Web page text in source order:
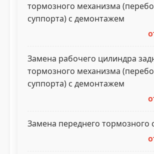
тормозного механизма
суппорта) с демонтажем
Замена рабочего цилиндра
тормозного механизма
суппорта) с демонтажем
Замена переднего тормозного